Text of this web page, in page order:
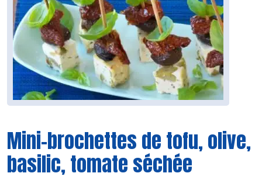
Mini-brochettes de tofu, olive,
basilic, tomate séchée